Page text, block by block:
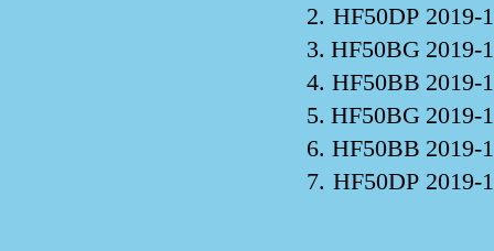
2. HF50DP 2019-
3. HF50BG 2019-
4. HF50BB 2019-
5. HF50BG 2019-
6. HF50BB 2019-
7. HF50DP 2019-